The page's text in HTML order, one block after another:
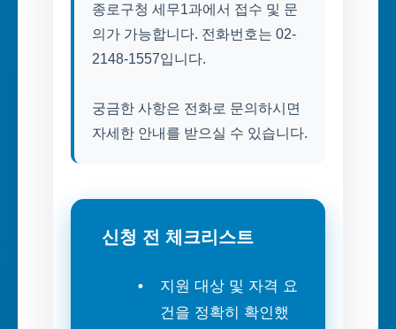
종로구청 세무1과에서 접수 및 문
의가 가능합니다. 전화번호는 02-
2148-1557입니다.
궁금한 사항은 전화로 문의하시면
자세한 안내를 받으실 수 있습니다.
신청 전 체크리스트
지원 대상 및 자격 요
건을 정확히 확인했